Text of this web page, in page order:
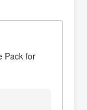
Pack for